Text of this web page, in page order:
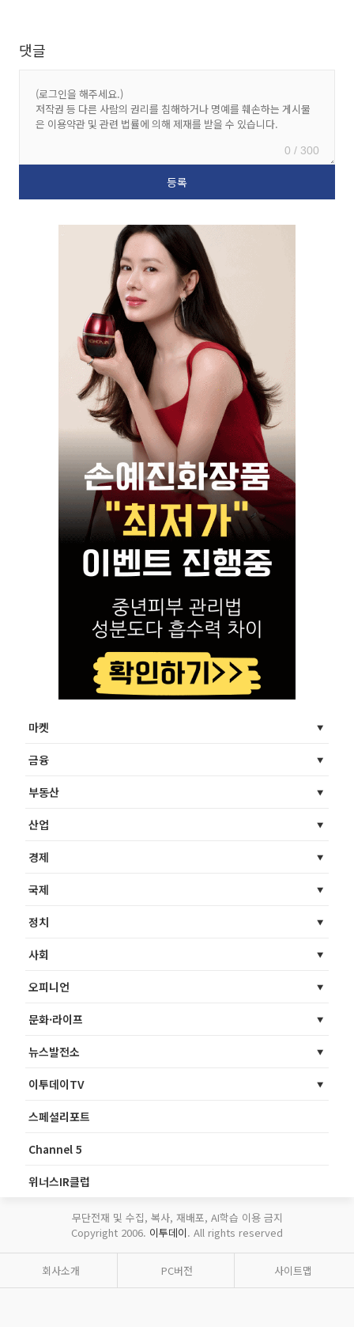
댓글
0 / 300
마켓
금융
부동산
산업
경제
국제
정치
사회
오피니언
문화·라이프
뉴스발전소
이투데이TV
스페셜리포트
Channel 5
위너스IR클럽
무단전재 및 수집, 복사, 재배포, AI학습 이용 금지
Copyright 2006. 이투데이. All rights reserved
회사소개 PC버전 사이트맵